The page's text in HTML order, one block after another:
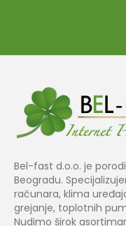
Bel-fast d.o.o. je
Beogradu.
računara, klima
grejanje, toplotnih
Nudimo širok